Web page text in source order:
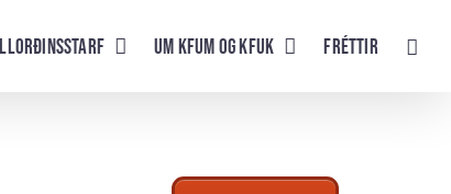
UM KFUM og KFUK Fréttir